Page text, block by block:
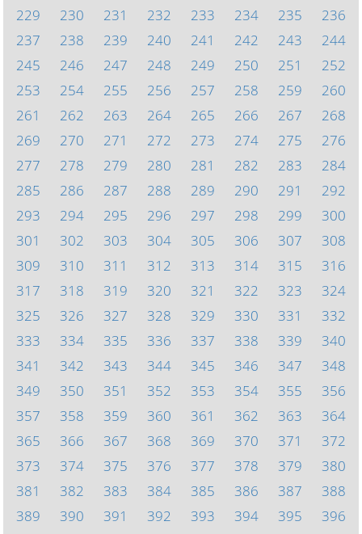
229
230 231 232 233 234 235
236
237
238 239 240 241 242 243
244
245
246 247 248 249 250 251
252
253
254 255 256 257 258 259
260
261
262 263 264 265 266 267
268
269
270 271 272 273 274 275
276
277
278 279 280 281 282 283
284
285
286 287 288 289 290 291
292
293
294 295 296 297 298 299
300
301
302 303 304 305 306 307
308
309
310 311 312 313 314 315
316
317
318 319 320 321 322 323
324
325
326 327 328 329 330 331
332
333
334 335 336 337 338 339
340
341
342 343 344 345 346 347
348
349
350 351 352 353 354 355
356
357
358 359 360 361 362 363
364
365
366 367 368 369 370 371
372
373
374 375 376 377 378 379
380
381
382 383 384 385 386 387
388
389
390 391 392 393 394 395
396